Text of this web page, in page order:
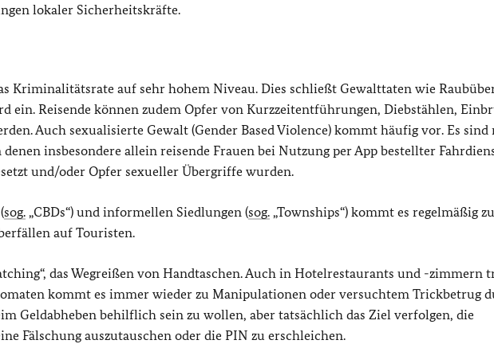
lokaler Sicherheitskräfte.
Kriminalitätsrate auf sehr hohem Niveau. Dies schließt Gewalttaten wie
ein. Reisende können zudem Opfer von Kurzzeitentführungen, Diebstählen,
Auch sexualisierte Gewalt (Gender Based Violence) kommt häufig vor. Es sind
insbesondere allein reisende Frauen bei Nutzung per App bestellter
und/oder Opfer sexueller Übergriffe wurden.
sog. „CBDs“) und informellen Siedlungen (sog. „Townships“) kommt es regelmäßig zu
auf Touristen.
das Wegreißen von Handtaschen. Auch in Hotelrestaurants und -zimmern
kommt es immer wieder zu Manipulationen oder versuchtem Trickbetrug
Geldabheben behilflich sein zu wollen, aber tatsächlich das Ziel verfolgen, die
Fälschung auszutauschen oder die PIN zu erschleichen.